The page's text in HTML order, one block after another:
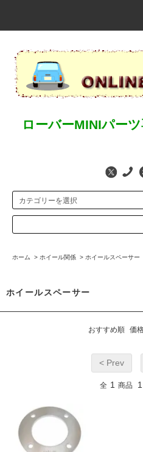
ローバーMINIパー
ホーム > ホイール関係 > ホイールスペーサー
ホイールスペーサー
おすすめ順 価
< Prev
全 1 商品 1